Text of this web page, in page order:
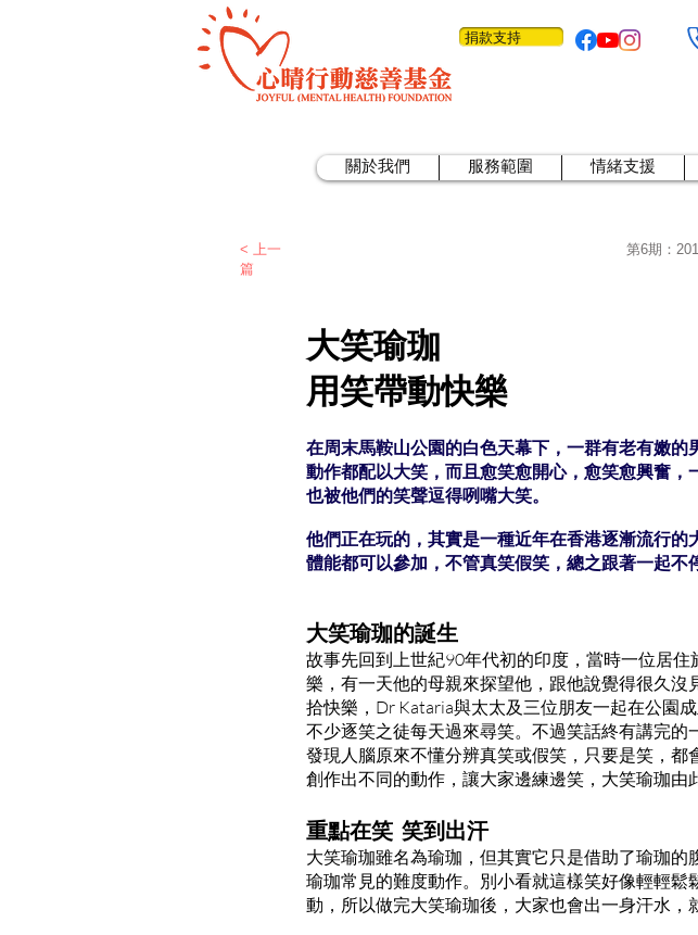
捐款支持
關於我們 服務範圍 情緒支援
< 上一
篇
第6期：
大笑瑜珈
用笑帶動快樂
在周末馬鞍山公園的白色天幕下，一群有老有嫩
動作都配以大笑，而且愈笑愈開心，愈笑愈興奮
也被他們的笑聲逗得咧嘴大笑。
他們正在玩的，其實是一種近年在香港逐漸流行
體能都可以參加，不管真笑假笑，總之跟著一起不
大笑瑜珈的誕生
故事先回到上世紀90年代初的印度，當時一位居
樂，有一天他的母親來探望他，跟他說覺得很久
拾快樂，Dr Kataria與太太及三位朋友一起在公園
不少逐笑之徒每天過來尋笑。不過笑話終有講完的
發現人腦原來不懂分辨真笑或假笑，只要是笑，都
創作出不同的動作，讓大家邊練邊笑，大笑瑜珈由
重點在笑 笑到出汗
大笑瑜珈雖名為瑜珈，但其實它只是借助了瑜珈
瑜珈常見的難度動作。別小看就這樣笑好像輕輕
動，所以做完大笑瑜珈後，大家也會出一身汗水，